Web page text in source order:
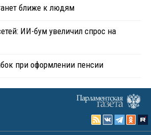
ближе к людям
ИИ-бум увеличил спрос на
при оформлении пенсии